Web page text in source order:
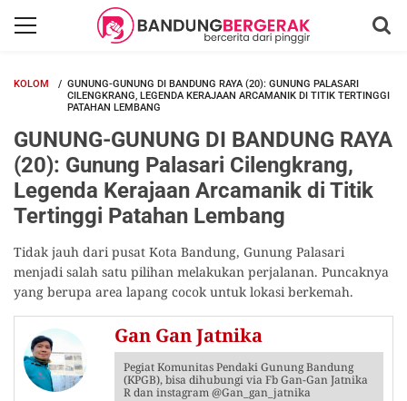
KOLOM
GUNUNG-GUNUNG DI BANDUNG RAYA (20): GUNUNG PALASARI
CILENGKRANG, LEGENDA KERAJAAN ARCAMANIK DI TITIK TERTINGGI
PATAHAN LEMBANG
GUNUNG-GUNUNG DI BANDUNG RAYA
(20): Gunung Palasari Cilengkrang,
Legenda Kerajaan Arcamanik di Titik
Tertinggi Patahan Lembang
Tidak jauh dari pusat Kota Bandung, Gunung Palasari
menjadi salah satu pilihan melakukan perjalanan. Puncaknya
yang berupa area lapang cocok untuk lokasi berkemah.
Gan Gan Jatnika
Pegiat Komunitas Pendaki Gunung Bandung
(KPGB), bisa dihubungi via Fb Gan-Gan Jatnika
R dan instagram @Gan_gan_jatnika